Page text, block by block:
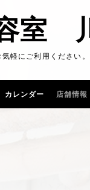
室
軽にご利用ください。
カレンダー 店舗情報